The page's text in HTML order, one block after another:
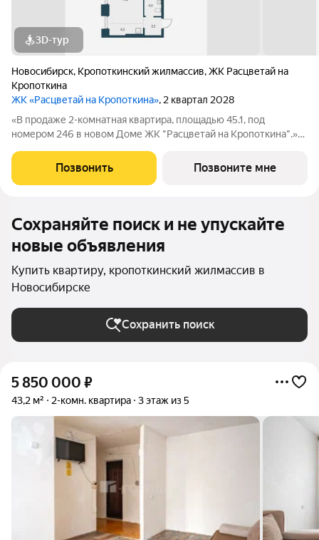
3D-тур
Новосибирск, Кропоткинский жилмассив,ЖК Расцветай на
Кропоткина
ЖК «Расцветай на Кропоткина», 2 квартал 2028
«В продаже 2-комнатная квартира, площадью 45.1, под
номером 246 в новом Доме ЖК "Расцветай на Кропоткина".»
«Ельцовского парка» в 10 минутах от Красного проспекта.
Проект выделяется своей
Позвонить Позвоните мне
Сохраняйте поиск и не упускайте
новые объявления
Купить квартиру, кропоткинский жилмассив в
Новосибирске
Сохранить поиск
5 850 000 ₽
43,2 м² 2-комн. квартира 3 этаж из 5